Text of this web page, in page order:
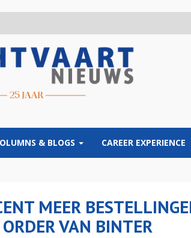
& BLOGS CAREER EXPERIENCE
MEER
VAN BINTER